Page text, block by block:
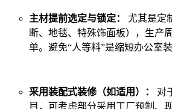
主材提前选定与锁定：
尤其是定
断、地毯、特殊饰面板），生产
单。避免“人等料”是缩短办公室
采用装配式装修（如适用）：
对
目，可考虑部分采用工厂预制、